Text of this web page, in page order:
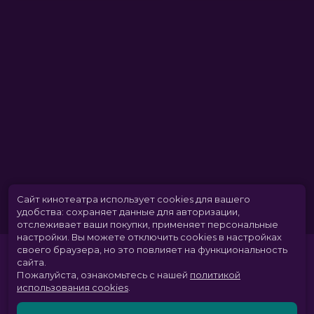
Сайт кинотеатра использует cookies для вашего
удобства: сохраняет данные для авторизации,
отслеживает ваши покупки, применяет персональные
настройки. Вы можете отключить cookies в настройках
своего браузера, но это повлияет на функциональность
сайта.
Пожалуйста, ознакомьтесь с нашей политикой
использования cookies